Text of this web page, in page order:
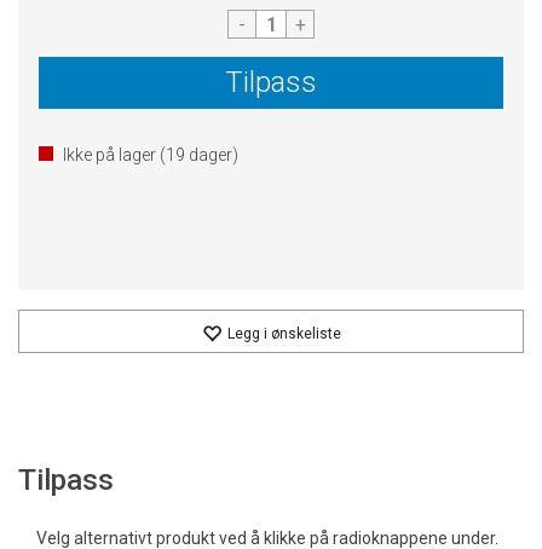
- +
Tilpass
Ikke på lager (19 dager)
Legg i ønskeliste
Tilpass
Velg alternativt produkt ved å klikke på radioknappene under.